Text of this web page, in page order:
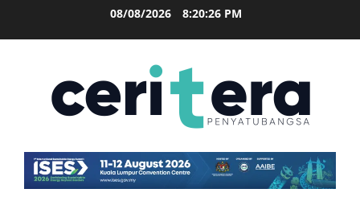
08/08/2026 8:20:26 PM